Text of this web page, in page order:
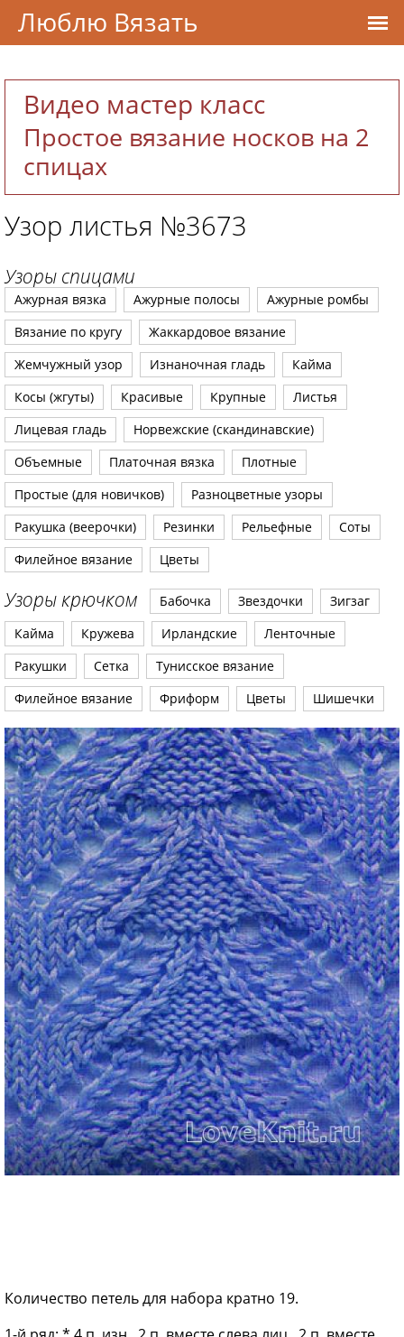
Видео мастер класс
Простое вязание носков на 2
спицах
Узор листья №3673
Узоры спицами
Ажурная вязка Ажурные полосы
Ажурные ромбы
Вязание по кругу
Жаккардовое вязание
Жемчужный узор
Изнаночная гладь
Кайма
Косы (жгуты)
Красивые Крупные
Листья
Лицевая гладь
Норвежские (скандинавские)
Объемные
Платочная вязка
Плотные
Простые (для новичков)
Разноцветные узоры
Ракушка (веерочки)
Резинки Рельефные
Соты
Филейное вязание
Цветы
Узоры крючком Бабочка Звездочки
Зигзаг
Кайма
Кружева Ирландские
Ленточные
Ракушки
Сетка
Тунисское вязание
Филейное вязание
Фриформ Цветы Шишечки
Количество петель для набора кратно 19.
Люблю Вязать